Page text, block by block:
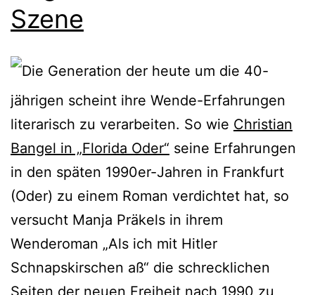
Szene
Die Generation der heute um die 40-
jährigen scheint ihre Wende-Erfahrungen
literarisch zu verarbeiten. So wie Christian
Bangel in „Florida Oder“ seine Erfahrungen
in den späten 1990er-Jahren in Frankfurt
(Oder) zu einem Roman verdichtet hat, so
versucht Manja Präkels in ihrem
Wenderoman „Als ich mit Hitler
Schnapskirschen aß“ die schrecklichen
Seiten der neuen Freiheit nach 1990 zu